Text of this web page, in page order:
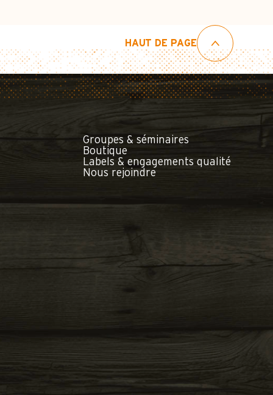
HAUT DE PAGE
Groupes & séminaires
Boutique
Labels & engagements qualité
Nous rejoindre